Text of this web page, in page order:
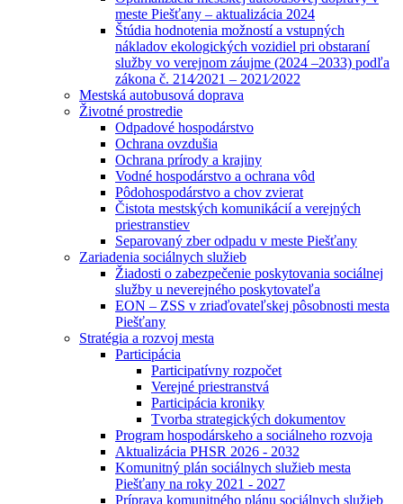
meste Piešťany – aktualizácia 2024
Štúdia hodnotenia možností a vstupných
nákladov ekologických vozidiel pri obstaraní
služby vo verejnom záujme (2024 –2033) podľa
zákona č. 214⁄2021 – 2021⁄2022
Mestská autobusová doprava
Životné prostredie
Odpadové hospodárstvo
Ochrana ovzdušia
Ochrana prírody a krajiny
Vodné hospodárstvo a ochrana vôd
Pôdohospodárstvo a chov zvierat
Čistota mestských komunikácií a verejných
priestranstiev
Separovaný zber odpadu v meste Piešťany
Zariadenia sociálnych služieb
Žiadosti o zabezpečenie poskytovania sociálnej
služby u neverejného poskytovateľa
EON – ZSS v zriaďovateľskej pôsobnosti mesta
Piešťany
Stratégia a rozvoj mesta
Participácia
Participatívny rozpočet
Verejné priestranstvá
Participácia kroniky
Tvorba strategických dokumentov
Program hospodárskeho a sociálneho rozvoja
Aktualizácia PHSR 2026 - 2032
Komunitný plán sociálnych služieb mesta
Piešťany na roky 2021 - 2027
Príprava komunitného plánu sociálnych služieb